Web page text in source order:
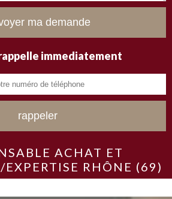
immediatement
ACHAT ET
RHÔNE (69)